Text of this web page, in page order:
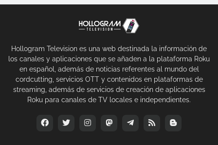
Hollogram Television es una web destinada la información de
los canales y aplicaciones que se añaden a la plataforma Roku
en español, además de noticias referentes al mundo del
cordcutting, servicios OTT y contenidos en plataformas de
streaming, además de servicios de creación de aplicaciones
Roku para canales de TV locales e independientes.